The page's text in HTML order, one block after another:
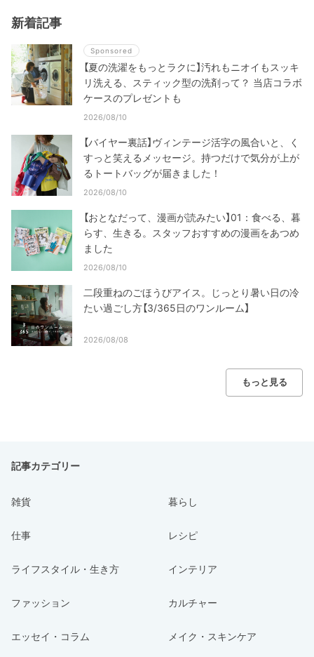
新着記事
Sponsored
【夏の洗濯をもっとラクに】汚れもニオイもスッキ
リ洗える、スティック型の洗剤って？ 当店コラボ
ケースのプレゼントも
2026/08/10
【バイヤー裏話】ヴィンテージ活字の風合いと、く
すっと笑えるメッセージ。持つだけで気分が上が
るトートバッグが届きました！
2026/08/10
【おとなだって、漫画が読みたい】01：食べる、暮
らす、生きる。スタッフおすすめの漫画をあつめ
ました
2026/08/10
二段重ねのごほうびアイス。じっとり暑い日の冷
たい過ごし方【3/365日のワンルーム】
2026/08/08
もっと見る
記事カテゴリー
雑貨 暮らし
仕事 レシピ
ライフスタイル・生き方 インテリア
ファッション カルチャー
エッセイ・コラム メイク・スキンケア